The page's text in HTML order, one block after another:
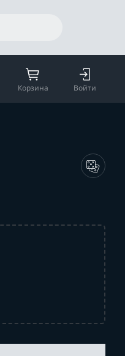
Корзина Войти